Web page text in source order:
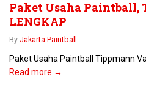
Paket Usaha Paintball,
LENGKAP
By Jakarta Paintball
Paket Usaha Paintball Tippmann
Read more →